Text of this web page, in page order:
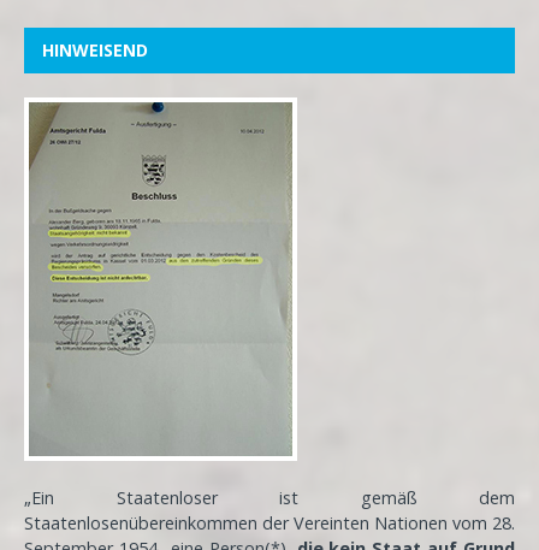
HINWEISEND
„Ein Staatenloser ist gemäß dem
Staatenlosenübereinkommen der Vereinten Nationen vom 28.